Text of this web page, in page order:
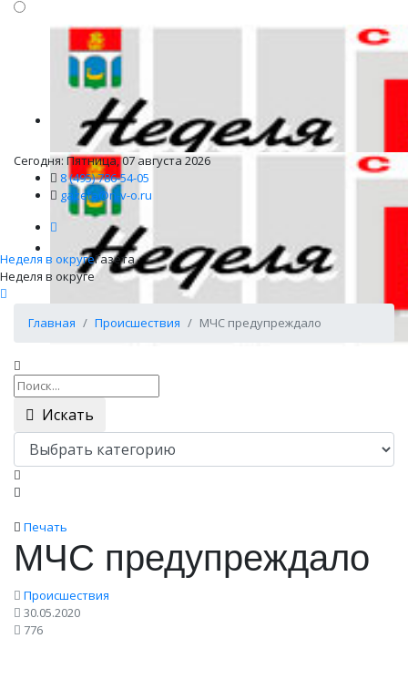
Сегодня: Пятница, 07 августа 2026
8 (495) 786-54-05
gazeta@n-v-o.ru
Неделя в округеГазета
Неделя в округе
Главная Происшествия МЧС предупреждало
Искать
Печать
МЧС предупреждало
Происшествия
30.05.2020
776